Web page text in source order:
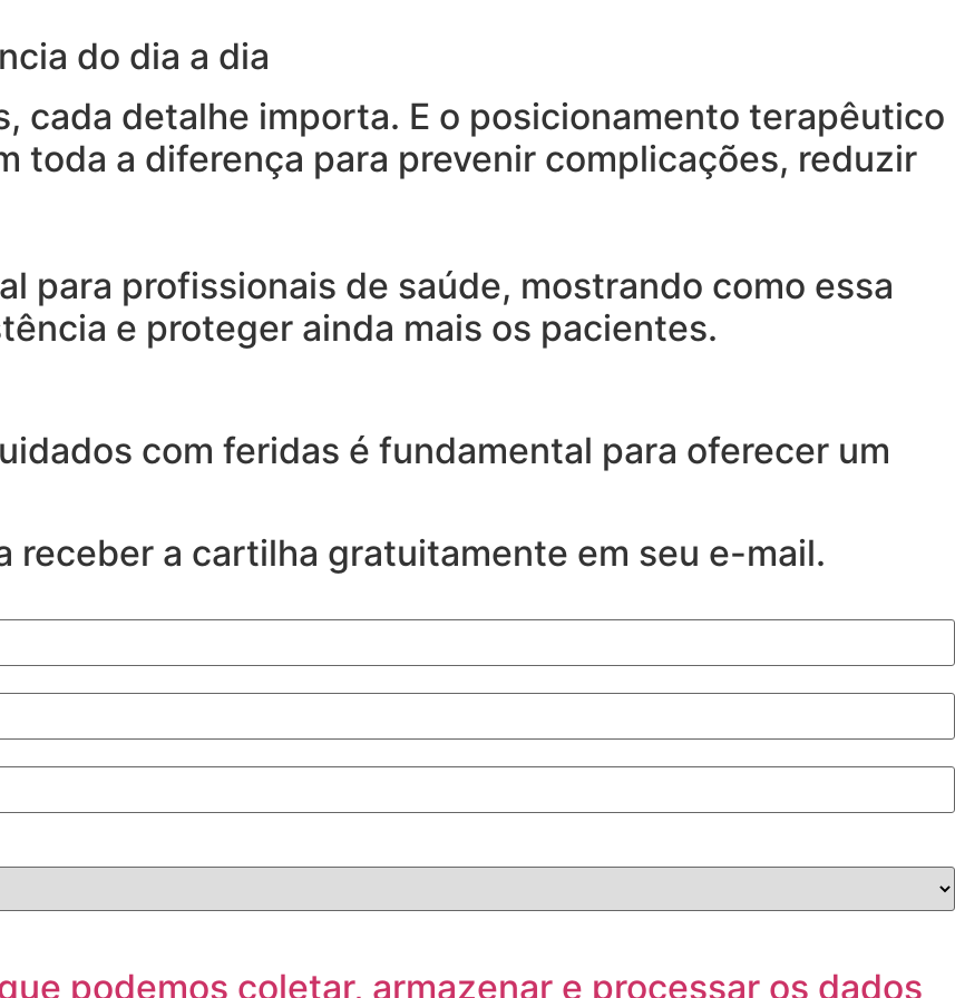
do dia a dia
cada detalhe importa. E o posicionamento terapêutico
toda a diferença para prevenir complicações, reduzir
para profissionais de saúde, mostrando como essa
e proteger ainda mais os pacientes.
com feridas é fundamental para oferecer um
receber a cartilha gratuitamente em seu e-mail.
podemos coletar, armazenar e processar os dados